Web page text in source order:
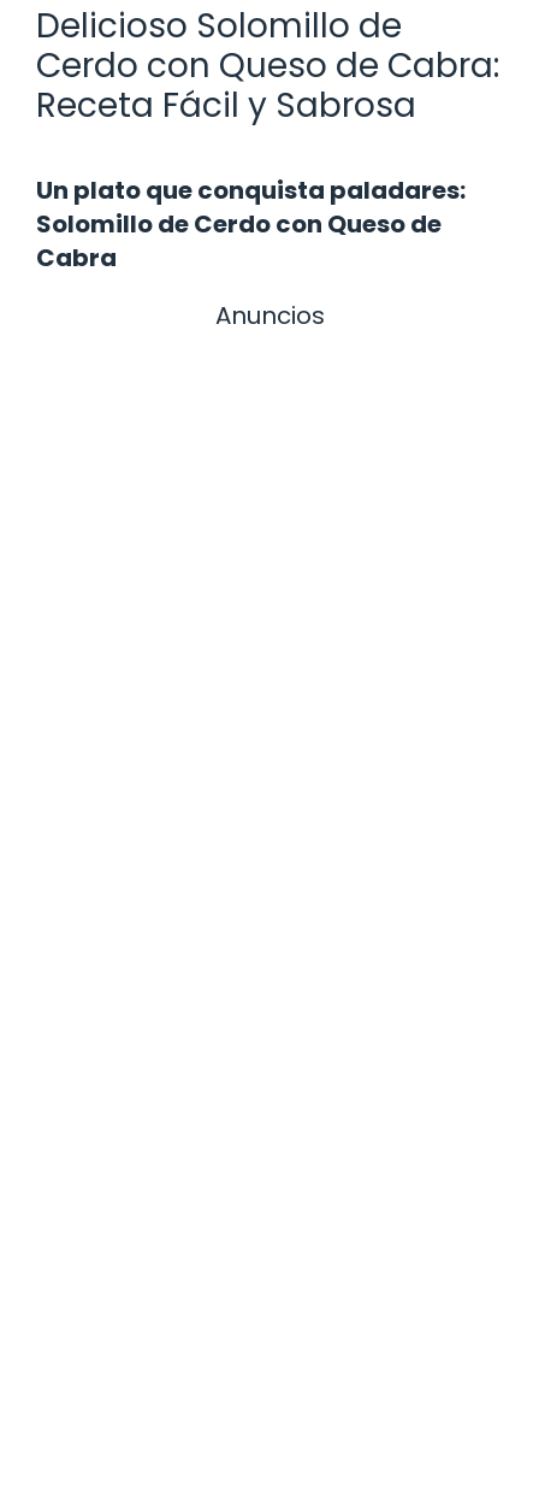
Delicioso Solomillo de
Cerdo con Queso de Cabra:
Receta Fácil y Sabrosa
Un plato que conquista paladares:
Solomillo de Cerdo con Queso de
Cabra
Anuncios